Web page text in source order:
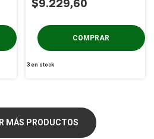
$9.229,60
3 en stock
MÁS PRODUCTOS